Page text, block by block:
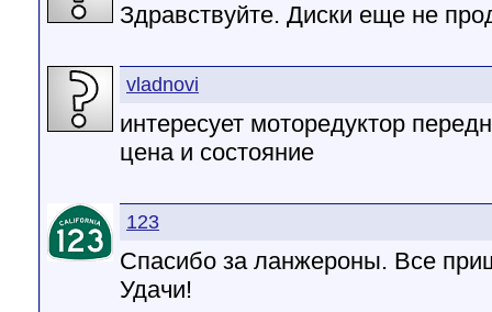
Здравствуйте. Диски еще не
vladnovi
интересует моторедуктор
цена и состояние
123
Спасибо за ланжероны. Все
Удачи!